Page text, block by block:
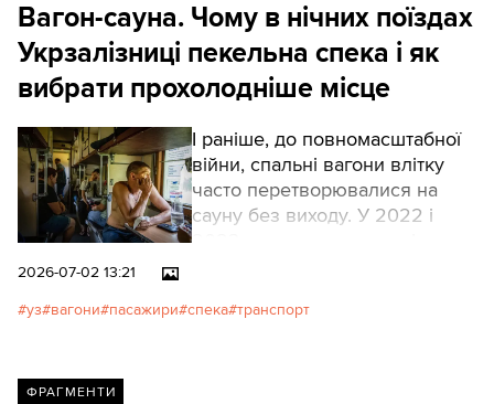
Вагон-сауна. Чому в нічних поїздах
Укрзалізниці пекельна спека і як
вибрати прохолодніше місце
І раніше, до повномасштабної
війни, спальні вагони влітку
часто перетворювалися на
сауну без виходу. У 2022 і
часі», та й хаяти залізницю не
2026-07-02 13:21
уз вагони пасажири спека транспорт
ФРАГМЕНТИ